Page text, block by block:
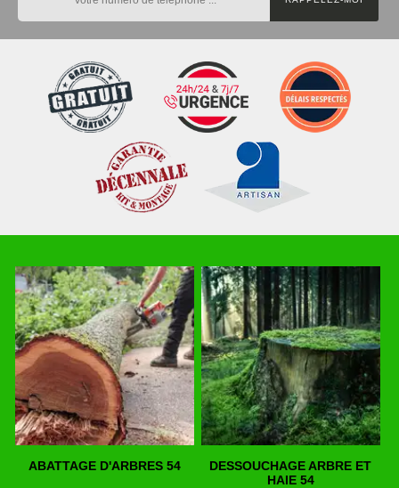
ABATTAGE D'ARBRES 54
DESSOUCHAGE ARBRE ET
HAIE 54